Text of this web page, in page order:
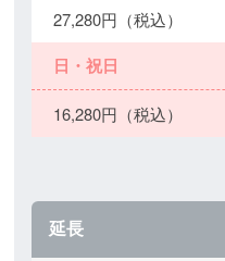
27,280円（税込）
日・祝日
16,280円（税込）
延長